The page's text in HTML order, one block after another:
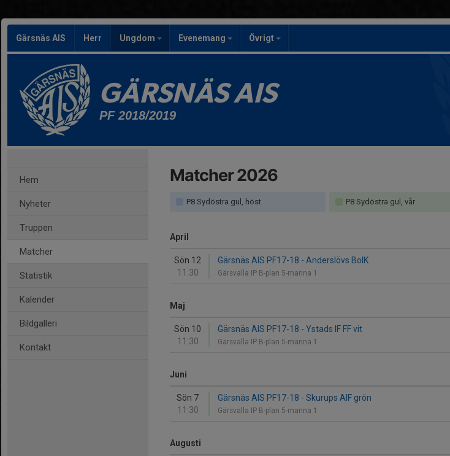
Gärsnäs AIS Herr Ungdom Evenemang Övrigt
GÄRSNÄS AIS
PF 2018/2019
Hem
Nyheter
Truppen
Matcher
Statistik
Kalender
Bildgalleri
Kontakt
Matcher 2026
P8 Sydöstra gul, höst P8 Sydöstra gul, vår
April
Sön 12
11:30
Gärsnäs AIS PF17-18 - Anderslövs BoIK
Gärsvalla IP B-plan 5-manna 1
Maj
Sön 10
11:30
Gärsnäs AIS PF17-18 - Ystads IF FF vit
Gärsvalla IP B-plan 5-manna 1
Juni
Sön 7
11:30
Gärsnäs AIS PF17-18 - Skurups AIF grön
Gärsvalla IP B-plan 5-manna 1
Augusti